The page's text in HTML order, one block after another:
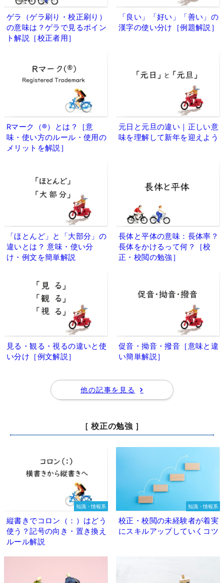
ゲラ（ゲラ刷り・校正刷り）
の意味は？ゲラで見るポイン
ト解説［校正者用］
「良い」「好い」「善い」の
漢字の使い分け［例題解説］
Rマーク（®）とは？［意
味・使い方のルール・使用の
メリットを解説］
元日と元旦の違い｜正しい意
味を理解して新年を迎えよう
「ほとんど」と「大部分」の
違いとは？ 意味・使い分
け・例文を簡単解説
長体と平体の意味：長体率？
長体をかけるって何？［校
正・校閲の勉強］
見る・観る・視るの違いと使
い分け［例文解説］
促音・拗音・撥音［意味と違
い簡単解説］
他の記事を見る
［ 校正の勉強 ］
知識・情報系
縦書きでコロン（：）はどう
使う？記号の向き・置き換え
ルール解説
知識・情報系
校正・校閲の未経験者が着実
にスキルアップしていくコツ